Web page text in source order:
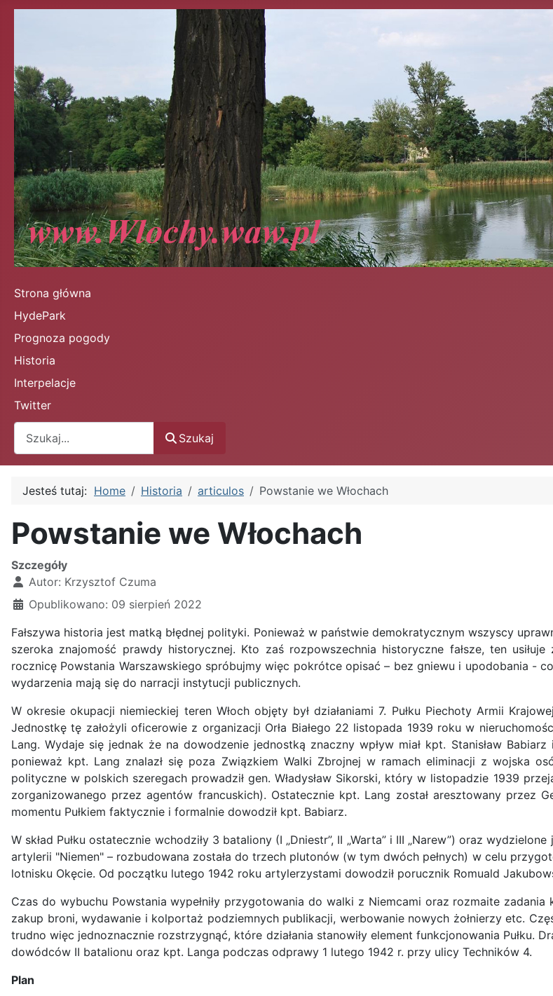
Strona główna
HydePark
Prognoza pogody
Historia
Interpelacje
Twitter
Szukaj
Jesteś tutaj: Home Historia articulos Powstanie we Włochach
Powstanie we Włochach
Szczegóły
Autor: Krzysztof Czuma
Opublikowano: 09 sierpień 2022
Fałszywa historia jest matką błędnej polityki. Ponieważ w państwie demokratycznym wszyscy
szeroka znajomość prawdy historycznej. Kto zaś rozpowszechnia historyczne fałsze, ten
rocznicę Powstania Warszawskiego spróbujmy więc pokrótce opisać – bez gniewu i upodobania -
wydarzenia mają się do narracji instytucji publicznych.
W okresie okupacji niemieckiej teren Włoch objęty był działaniami 7. Pułku Piechoty Armii
Jednostkę tę założyli oficerowie z organizacji Orła Białego 22 listopada 1939 roku w
Lang. Wydaje się jednak że na dowodzenie jednostką znaczny wpływ miał kpt. Stanisław
ponieważ kpt. Lang znalazł się poza Związkiem Walki Zbrojnej w ramach eliminacji z wojska
polityczne w polskich szeregach prowadził gen. Władysław Sikorski, który w listopadzie 1939
zorganizowanego przez agentów francuskich). Ostatecznie kpt. Lang został aresztowany
momentu Pułkiem faktycznie i formalnie dowodził kpt. Babiarz.
W skład Pułku ostatecznie wchodziły 3 bataliony (I „Dniestr”, II „Warta” i III „Narew”) oraz
artylerii "Niemen" – rozbudowana została do trzech plutonów (w tym dwóch pełnych) w celu
lotnisku Okęcie. Od początku lutego 1942 roku artylerzystami dowodził porucznik Romuald
Czas do wybuchu Powstania wypełniły przygotowania do walki z Niemcami oraz rozmaite
zakup broni, wydawanie i kolportaż podziemnych publikacji, werbowanie nowych żołnierzy etc.
trudno więc jednoznacznie rozstrzygnąć, które działania stanowiły element funkcjonowania Pułku.
dowódców II batalionu oraz kpt. Langa podczas odprawy 1 lutego 1942 r. przy ulicy Techników 4.
Plan